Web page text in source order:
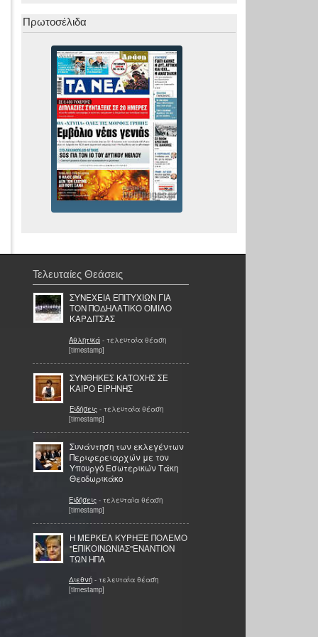
Πρωτοσέλιδα
Τελευταίες Θεάσεις
ΣΥΝΕΧΕΙΑ ΕΠΙΤΥΧΙΩΝ ΓΙΑ
ΤΟΝ ΠΟΔΗΛΑΤΙΚΟ ΟΜΙΛΟ
ΚΑΡΔΙΤΣΑΣ
Αθλητικά - τελευταία θέαση
[timestamp]
ΣΥΝΘΗΚΕΣ ΚΑΤΟΧΗΣ ΣΕ
ΚΑΙΡΟ ΕΙΡΗΝΗΣ
Ειδήσεις - τελευταία θέαση
[timestamp]
Συνάντηση των εκλεγέντων
Περιφερειαρχών με τον
Υπουργό Εσωτερικών Τάκη
Θεοδωρικάκο
Ειδήσεις - τελευταία θέαση
[timestamp]
H ΜΕΡΚΕΛ ΚΥΡΗΞΕ ΠΟΛΕΜΟ
''ΕΠΙΚΟΙΝΩΝΙΑΣ''ΕΝΑΝΤΙΟΝ
ΤΩΝ ΗΠΑ
Διεθνή - τελευταία θέαση
[timestamp]